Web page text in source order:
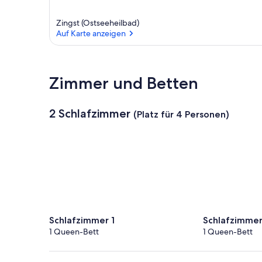
Zingst (Ostseeheilbad)
Auf Karte anzeigen
Zimmer und Betten
2 Schlafzimmer (Platz für 4 Personen)
Schlafzimmer 1
1 Queen-Bett 1 Queen-Bett